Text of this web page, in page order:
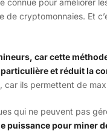
connue pour améliorer
cryptomonnaies. Et
car cette
et réduit la
car ils permettent de
qui ne peuvent pas
puissance pour miner